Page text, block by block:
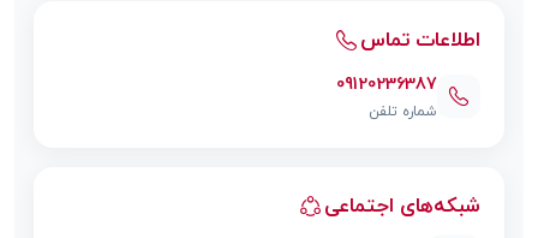
اطلاعات تماس
09120236387
شماره تلفن
شبکه‌های اجتماعی